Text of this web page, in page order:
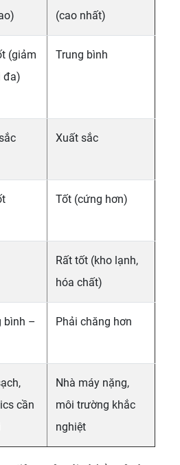
(cao nhất)
(giảm
đa)
Trung bình
Xuất sắc
Tốt (cứng hơn)
Rất tốt (kho lạnh,
hóa chất)
bình –
Phải chăng hơn
cần
Nhà máy nặng,
môi trường khắc
nghiệt